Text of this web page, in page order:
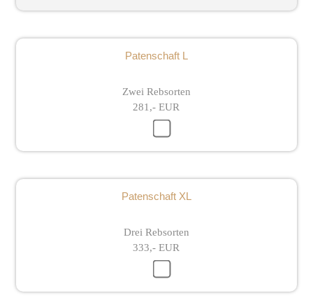
Patenschaft L
Zwei Rebsorten
281,- EUR
Patenschaft XL
Drei Rebsorten
333,- EUR